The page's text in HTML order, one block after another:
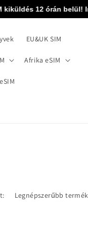
12 órán belül!
EU&UK SIM
Afrika eSIM